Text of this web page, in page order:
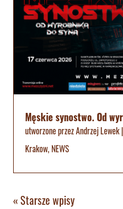
Męskie synostwo. Od
utworzone przezAndrzej Lewek
Krakow,NEWS
« Starsze wpisy